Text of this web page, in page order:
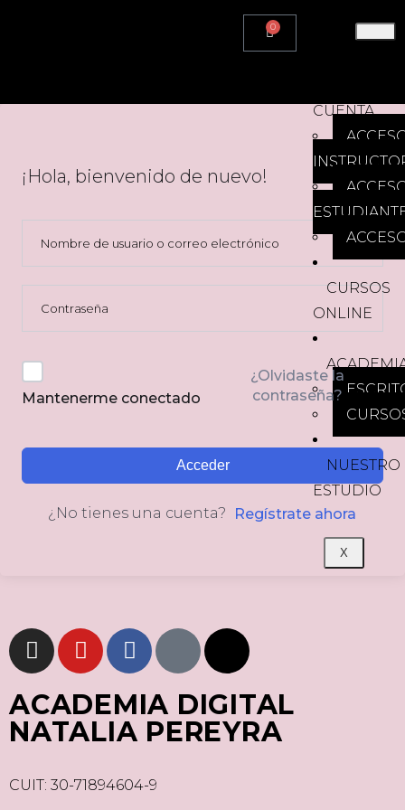
0
CUENTA
CURSOS
ONLINE
NUESTRO
ESTUDIO
X
¡Hola, bienvenido de nuevo!
Mantenerme conectado
¿Olvidaste la
contraseña?
Acceder
¿No tienes una cuenta? Regístrate ahora
ACADEMIA DIGITAL
NATALIA PEREYRA
CUIT: 30-71894604-9